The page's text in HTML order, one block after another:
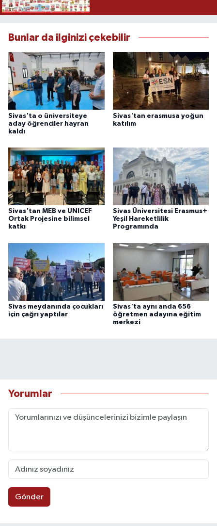
Bunlar da ilginizi çekebilir
Sivas'ta o üniversiteye
aday öğrenciler hayran
kaldı
Sivas'tan erasmusa yoğun
katılım
Sivas'tan MEB ve UNICEF
Ortak Projesine bilimsel
katkı
Sivas Üniversitesi Erasmus+
Yeşil Hareketlilik
Programında
Sivas meydanında çocukları
için çağrı yaptılar
Sivas'ta aynı anda 656
öğretmen adayına eğitim
merkezi
Yorumlar
Gönder